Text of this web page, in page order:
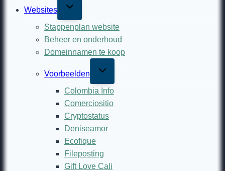
Websites
Toggle
menu
Stappenplan website
Beheer en onderhoud
Domeinnamen te koop
Voorbeelden
Toggle
menu
Colombia Info
Comerciositio
Cryptostatus
Deniseamor
Ecofique
Fileposting
Gift Love Cali